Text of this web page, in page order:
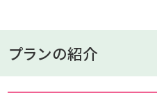
プランの紹介